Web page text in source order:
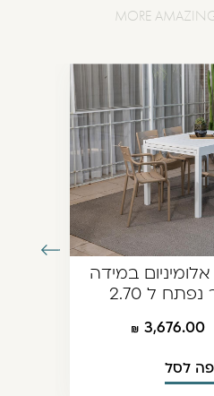
עבור
במידה
3,676.00
לסל